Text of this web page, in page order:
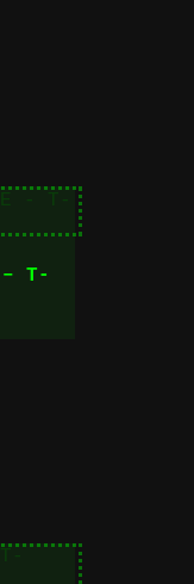
– T-